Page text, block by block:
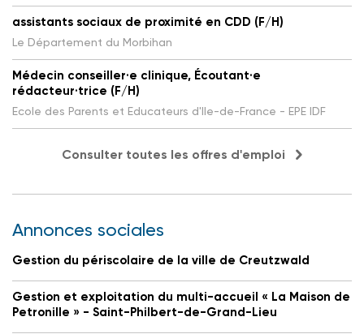
assistants sociaux de proximité en CDD (F/H)
Le Département du Morbihan
Médecin conseiller·e clinique, Écoutant·e
rédacteur·trice (F/H)
Ecole des Parents et Educateurs d'Ile-de-France - EPE IDF
Consulter toutes les offres d'emploi
Annonces sociales
Gestion du périscolaire de la ville de Creutzwald
Gestion et exploitation du multi-accueil « La Maison de
Petronille » - Saint-Philbert-de-Grand-Lieu